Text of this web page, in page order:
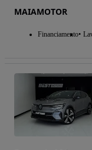
MAIAMOTOR
Financiamento